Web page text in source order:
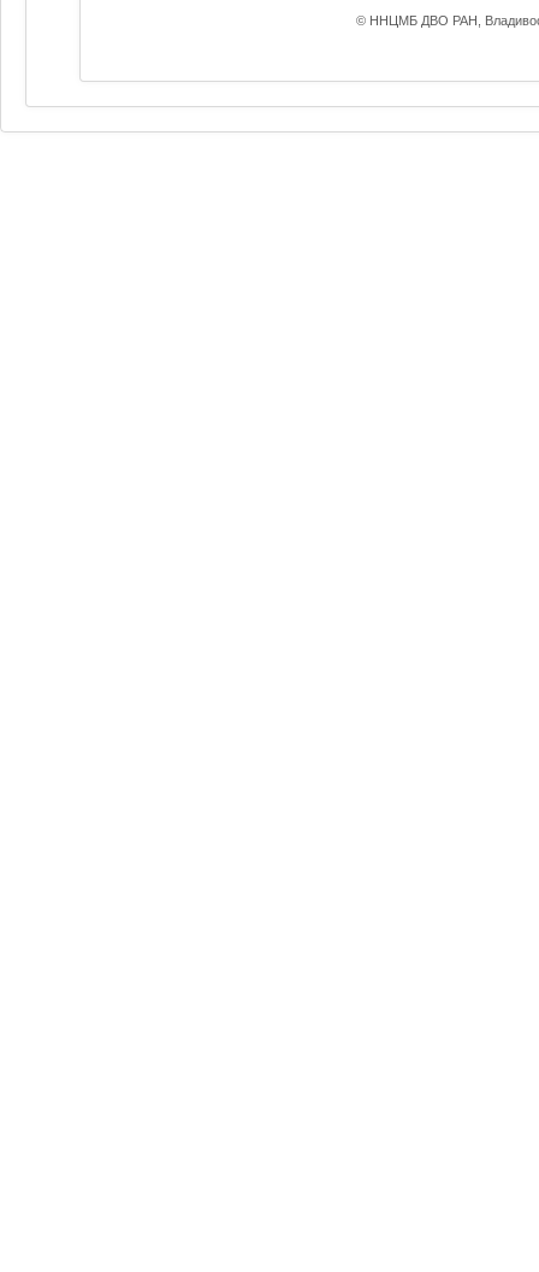
© ННЦМБ ДВО РАН,